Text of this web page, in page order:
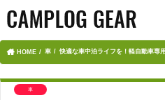
HOME 車 快適な車中泊ライフを！軽自動車専
車